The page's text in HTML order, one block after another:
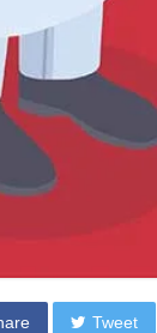
Tweet